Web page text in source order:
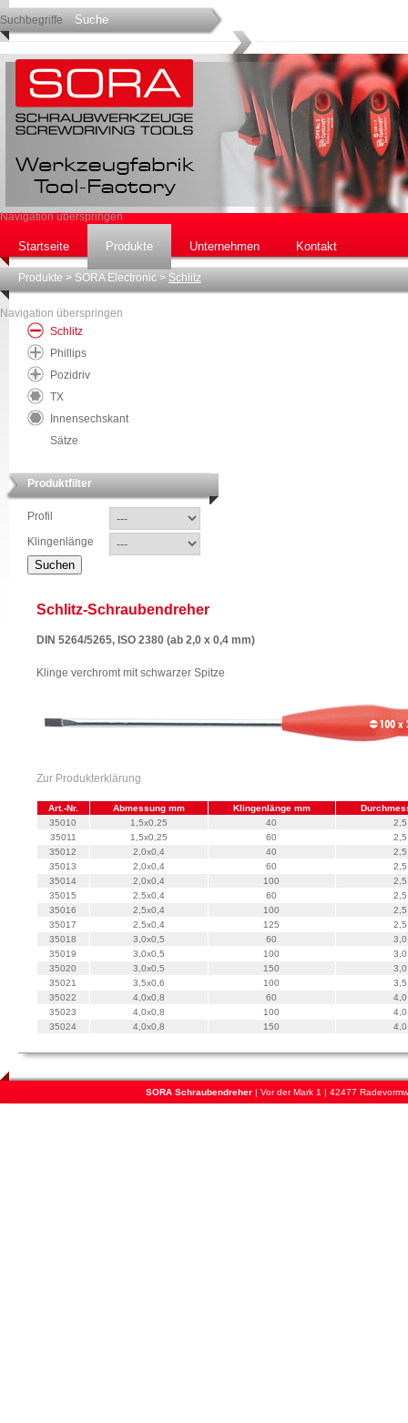
Suchbegriffe
Navigation überspringen
Startseite Produkte Unternehmen Kontakt
Produkte > SORA Electronic > Schlitz
Navigation überspringen
Schlitz
Phillips
Pozidriv
TX
Innensechskant
Sätze
Produktfilter
Profil
Klingenlänge
Schlitz-Schraubendreher
DIN 5264/5265, ISO 2380 (ab 2,0 x 0,4 mm)
Klinge verchromt mit schwarzer Spitze
Zur Produkterklärung
Art.-Nr. Abmessung mm Klingenlänge mm
35010
1,5x0,25 40
2,5
35011
1,5x0,25 60
2,5
35012
2,0x0,4 40
2,5
35013
2,0x0,4 60
2,5
35014
2,0x0,4 100
2,5
35015
2,5x0,4 60
2,5
35016
2,5x0,4 100
2,5
35017
2,5x0,4 125
2,5
35018
3,0x0,5 60
3,0
35019
3,0x0,5 100
3,0
35020
3,0x0,5 150
3,0
35021
3,5x0,6 100
3,5
35022
4,0x0,8 60
4,0
35023
4,0x0,8 100
4,0
35024
4,0x0,8 150 4,0
SORA Schraubendreher | Vor der Mark 1 | 42477